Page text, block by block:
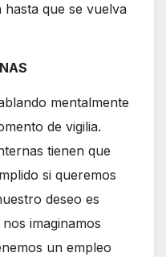
que se vuelva
mentalmente
de vigilia.
tienen que
si queremos
deseo es
imaginamos
un empleo